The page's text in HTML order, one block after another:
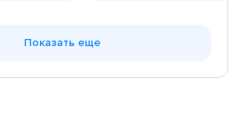
Показать еще